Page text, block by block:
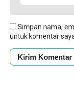
Simpan nama,
untuk komentar